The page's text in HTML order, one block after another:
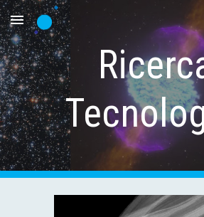
Skip to main content